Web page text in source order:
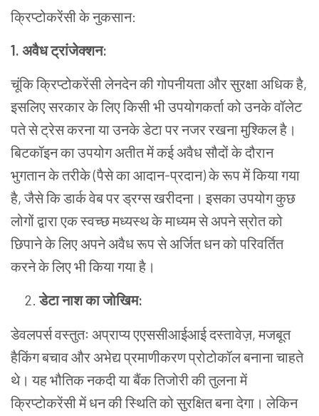
क्रिप्टोकरेंसी के नुकसान:
1. अवैधट्रांजेक्शन:
चूंकिक्रिप्टोकरेंसीलेनदेनकीगोपनीयताऔरसुरक्षाअधिकहै,
इसलिएसरकारकेलिएकिसीभीउपयोगकर्ताकोउनकेवॉलेट
पतेसेट्रेसकरनायाउनकेडेटापरनजररखनामुश्किलहै।
बिटकॉइनकाउपयोगअतीतमेंकईअवैधसौदोंकेदौरान
भुगतानकेतरीके(पैसेकाआदान-प्रदान)केरूपमेंकियागया
है,जैसेकिडार्कवेबपरड्रग्सखरीदना। इसकाउपयोगकुछ
लोगोंद्वाराएकस्वच्छमध्यस्थकेमाध्यमसेअपनेस्रोतको
छिपानेकेलिएअपनेअवैधरूपसेअर्जित धनकोपरिवर्तित
करनेकेलिएभीकियागयाहै।
डेटा नाश का जोखिम:
डेवलपर्स वस्तुतः अप्राप्य एएससीआईआई दस्तावेज़, मजबूत
हैकिंग बचाव और अभेद्य प्रमाणीकरण प्रोटोकॉल बनाना चाहते
थे। यह भौतिक नकदी या बैंक तिजोरी की तुलना में
क्रिप्टोकरेंसी में धन की स्थिति को सुरक्षित बना देगा। लेकिन